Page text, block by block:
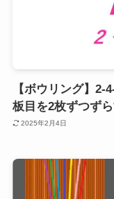
【ボウリング】2-
板目を2枚ずつず
2025年2月4日